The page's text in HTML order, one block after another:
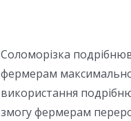
Соломорізка
фермерам
використання
змогу фермерам